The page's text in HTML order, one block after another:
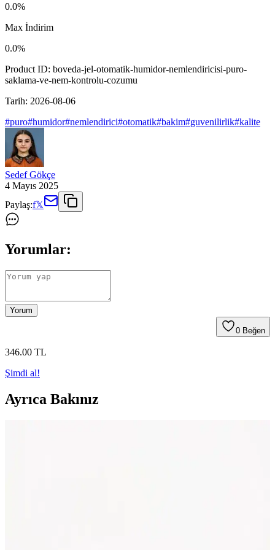
0.0%
Max İndirim
0.0%
Product ID: boveda-jel-otomatik-humidor-nemlendiricisi-puro-
saklama-ve-nem-kontrolu-cozumu
Tarih: 2026-08-06
#puro#humidor#nemlendirici#otomatik#bakim#guvenilirlik#kalite
Sedef Gökçe
4 Mayıs 2025
Paylaş:f𝕏
Yorumlar:
Yorum
0 Beğen
346.00 TL
Şimdi al!
Ayrıca Bakınız